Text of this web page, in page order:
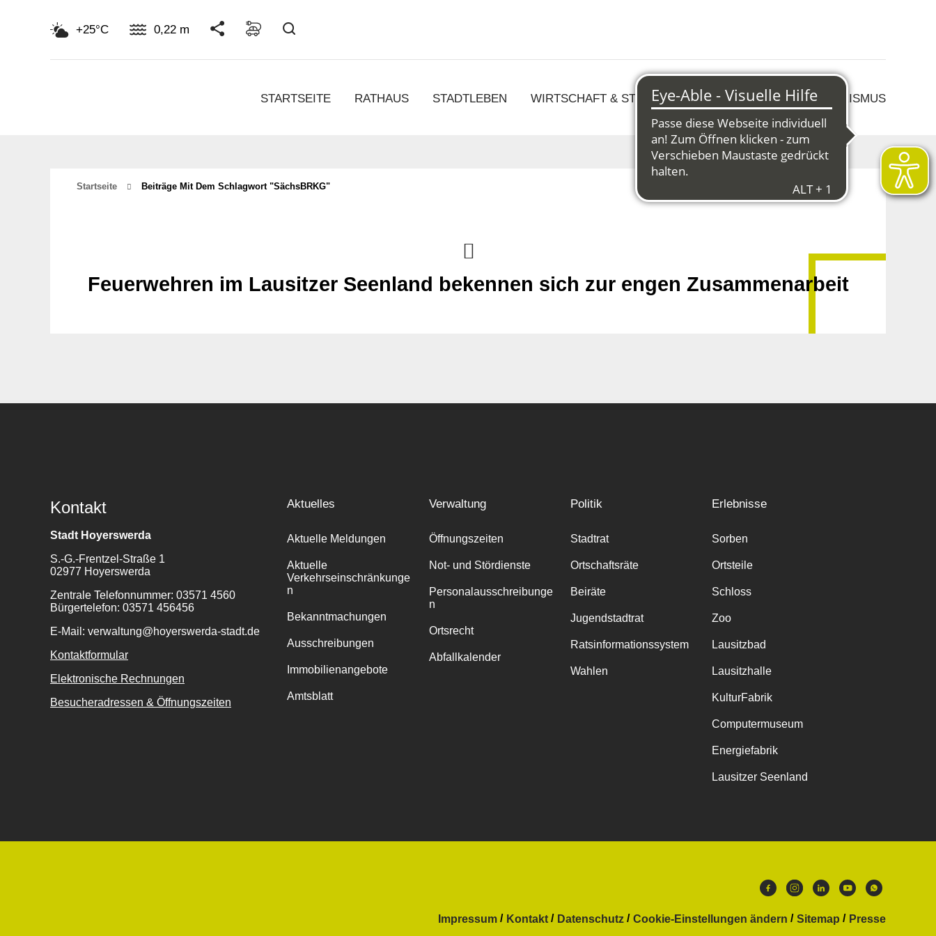
+25°C 0,22 m
STARTSEITE RATHAUS STADTLEBEN WIRTSCHAFT & STRUKTURWANDEL KULTUR & TOURISMUS
Startseite Beiträge Mit Dem Schlagwort "SächsBRKG"
Feuerwehren im Lausitzer Seenland bekennen sich zur engen Zusammenarbeit
Kontakt
Stadt Hoyerswerda
S.-G.-Frentzel-Straße 1
02977 Hoyerswerda
Zentrale Telefonnummer: 03571 4560
Bürgertelefon: 03571 456456
E-Mail: verwaltung@hoyerswerda-stadt.de
Kontaktformular
Elektronische Rechnungen
Besucheradressen & Öffnungszeiten
Aktuelles
Aktuelle Meldungen
Aktuelle
Verkehrseinschränkunge
n
Bekanntmachungen
Ausschreibungen
Immobilienangebote
Amtsblatt
Verwaltung
Öffnungszeiten
Not- und Stördienste
Personalausschreibunge
n
Ortsrecht
Abfallkalender
Politik
Stadtrat
Ortschaftsräte
Beiräte
Jugendstadtrat
Ratsinformationssystem
Wahlen
Erlebnisse
Sorben
Ortsteile
Schloss
Zoo
Lausitzbad
Lausitzhalle
KulturFabrik
Computermuseum
Energiefabrik
Lausitzer Seenland
Impressum Kontakt Datenschutz Cookie-Einstellungen ändern Sitemap
Presse